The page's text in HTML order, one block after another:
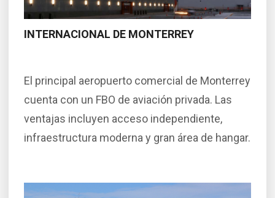
INTERNACIONAL DE MONTERREY
El principal aeropuerto comercial de Monterrey
cuenta con un FBO de aviación privada. Las
ventajas incluyen acceso independiente,
infraestructura moderna y gran área de hangar.